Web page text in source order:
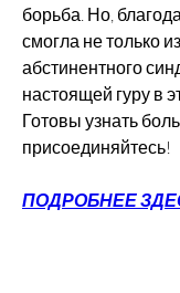
борьба. Но,
смогла не только
абстинентного
настоящей гуру в
Готовы узнать
присоединяйтесь!
ПОДРОБНЕЕ